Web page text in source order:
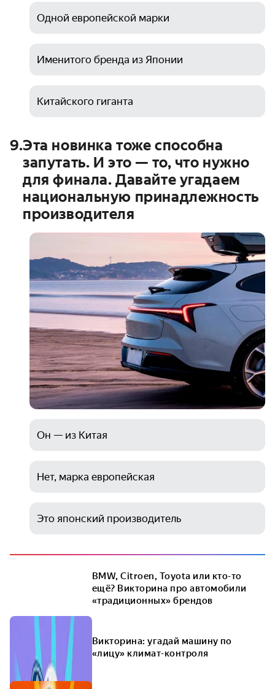
Одной европейской марки
Именитого бренда из Японии
Китайского гиганта
9.Эта новинка тоже способна
запутать. И это — то, что нужно
для финала. Давайте угадаем
национальную принадлежность
производителя
Он — из Китая
Нет, марка европейская
Это японский производитель
BMW, Citroen, Toyota или кто-то
ещё? Викторина про автомобили
«традиционных» брендов
Викторина: угадай машину по
«лицу» климат-контроля